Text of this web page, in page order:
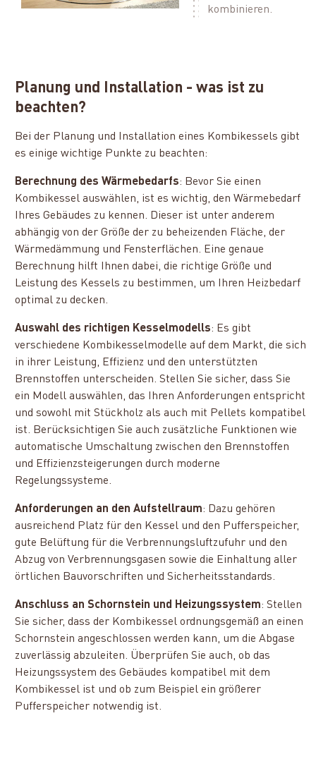
kombinieren.
Planung und Installation - was ist zu
beachten?
Bei der Planung und Installation eines Kombikessels gibt
es einige wichtige Punkte zu beachten:
Berechnung des Wärmebedarfs: Bevor Sie einen
Kombikessel auswählen, ist es wichtig, den Wärmebedarf
Ihres Gebäudes zu kennen. Dieser ist unter anderem
abhängig von der Größe der zu beheizenden Fläche, der
Wärmedämmung und Fensterflächen. Eine genaue
Berechnung hilft Ihnen dabei, die richtige Größe und
Leistung des Kessels zu bestimmen, um Ihren Heizbedarf
optimal zu decken.
Auswahl des richtigen Kesselmodells: Es gibt
verschiedene Kombikesselmodelle auf dem Markt, die sich
in ihrer Leistung, Effizienz und den unterstützten
Brennstoffen unterscheiden. Stellen Sie sicher, dass Sie
ein Modell auswählen, das Ihren Anforderungen entspricht
und sowohl mit Stückholz als auch mit Pellets kompatibel
ist. Berücksichtigen Sie auch zusätzliche Funktionen wie
automatische Umschaltung zwischen den Brennstoffen
und Effizienzsteigerungen durch moderne
Regelungssysteme.
Anforderungen an den Aufstellraum: Dazu gehören
ausreichend Platz für den Kessel und den Pufferspeicher,
gute Belüftung für die Verbrennungsluftzufuhr und den
Abzug von Verbrennungsgasen sowie die Einhaltung aller
örtlichen Bauvorschriften und Sicherheitsstandards.
Anschluss an Schornstein und Heizungssystem: Stellen
Sie sicher, dass der Kombikessel ordnungsgemäß an einen
Schornstein angeschlossen werden kann, um die Abgase
zuverlässig abzuleiten. Überprüfen Sie auch, ob das
Heizungssystem des Gebäudes kompatibel mit dem
Kombikessel ist und ob zum Beispiel ein größerer
Pufferspeicher notwendig ist.